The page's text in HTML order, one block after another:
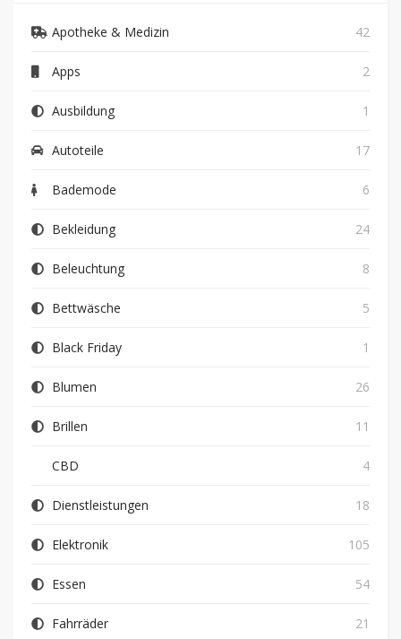
Apotheke & Medizin 42
Apps 2
Ausbildung 1
Autoteile 17
Bademode 6
Bekleidung 24
Beleuchtung 8
Bettwäsche 5
Black Friday 1
Blumen 26
Brillen 11
CBD 4
Dienstleistungen 18
Elektronik 105
Essen 54
Fahrräder 21